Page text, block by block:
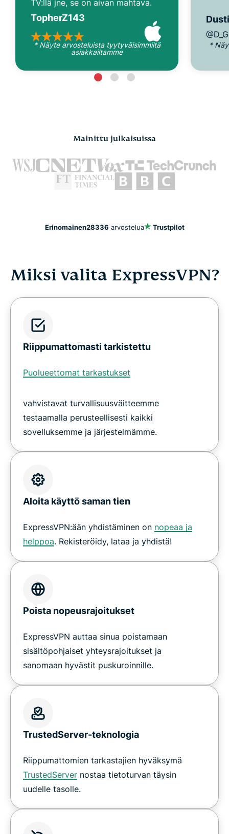
TV:llä jne, se on aivan mahtava.
TopherZ143
* Näyte arvosteluista tyytyväisimmiltä
asiakkailtamme
*
Mainittu julkaisuissa
Erinomainen28336 arvostelua Trustpilot
Miksi valita ExpressVPN?
Riippumattomasti tarkistettu
Puolueettomat tarkastukset
vahvistavat turvallisuusväitteemme
testaamalla perusteellisesti kaikki
sovelluksemme ja järjestelmämme.
Aloita käyttö saman tien
ExpressVPN:ään yhdistäminen on nopeaa ja
helppoa. Rekisteröidy, lataa ja yhdistä!
Poista nopeusrajoitukset
ExpressVPN auttaa sinua poistamaan
sisältöpohjaiset yhteysrajoitukset ja
sanomaan hyvästit puskuroinnille.
TrustedServer-teknologia
Riippumattomien tarkastajien hyväksymä
TrustedServer nostaa tietoturvan täysin
uudelle tasolle.